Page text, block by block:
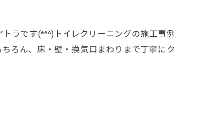
ラです(*^^)トイレクリーニングの施工事例
ろん、床・壁・換気口まわりまで丁寧にク